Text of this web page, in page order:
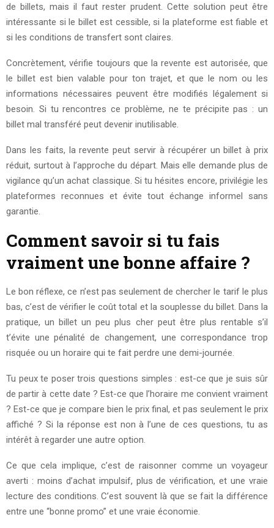
de billets, mais il faut rester prudent. Cette solution peut être
intéressante si le billet est cessible, si la plateforme est fiable et
si les conditions de transfert sont claires.
Concrètement, vérifie toujours que la revente est autorisée, que
le billet est bien valable pour ton trajet, et que le nom ou les
informations nécessaires peuvent être modifiés légalement si
besoin. Si tu rencontres ce problème, ne te précipite pas : un
billet mal transféré peut devenir inutilisable.
Dans les faits, la revente peut servir à récupérer un billet à prix
réduit, surtout à l’approche du départ. Mais elle demande plus de
vigilance qu’un achat classique. Si tu hésites encore, privilégie les
plateformes reconnues et évite tout échange informel sans
garantie.
Comment savoir si tu fais
vraiment une bonne affaire ?
Le bon réflexe, ce n’est pas seulement de chercher le tarif le plus
bas, c’est de vérifier le coût total et la souplesse du billet. Dans la
pratique, un billet un peu plus cher peut être plus rentable s’il
t’évite une pénalité de changement, une correspondance trop
risquée ou un horaire qui te fait perdre une demi-journée.
Tu peux te poser trois questions simples : est-ce que je suis sûr
de partir à cette date ? Est-ce que l’horaire me convient vraiment
? Est-ce que je compare bien le prix final, et pas seulement le prix
affiché ? Si la réponse est non à l’une de ces questions, tu as
intérêt à regarder une autre option.
Ce que cela implique, c’est de raisonner comme un voyageur
averti : moins d’achat impulsif, plus de vérification, et une vraie
lecture des conditions. C’est souvent là que se fait la différence
entre une “bonne promo” et une vraie économie.